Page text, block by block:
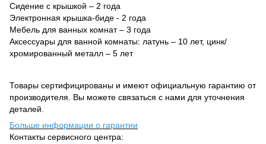
Сидение с крышкой – 2 года
Электронная крышка-биде - 2 года
Мебель для ванных комнат – 3 года
Аксессуары для ванной комнаты: латунь – 10 лет, цинк/
хромированный металл – 5 лет
Товары сертифицированы и имеют официальную гарантию от
производителя. Вы можете связаться с нами для уточнения
деталей.
Больше информации о гарантии
Контакты сервисного центра: